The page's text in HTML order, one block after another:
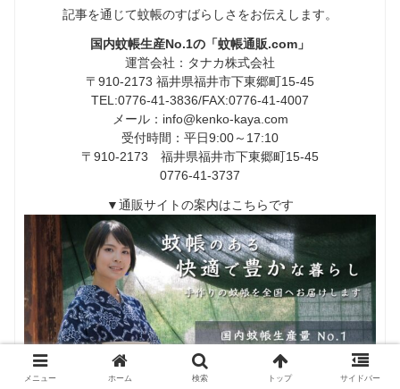
記事を通じて蚊帳のすばらしさをお伝えします。
国内蚊帳生産No.1の「蚊帳通販.com」
運営会社：タナカ株式会社
〒910-2173 福井県福井市下東郷町15-45
TEL:0776-41-3836/FAX:0776-41-4007
メール：info@kenko-kaya.com
受付時間：平日9:00～17:10
〒910-2173 福井県福井市下東郷町15-45
0776-41-3737
▼通販サイトの案内はこちらです
メニュー ホーム 検索 トップ サイドバー